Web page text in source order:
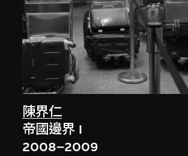
陳界仁
帝國邊界 I
2008–2009